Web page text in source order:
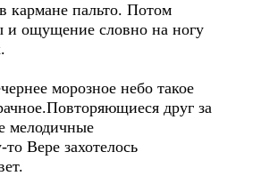
кармане пальто. Потом
и ощущение словно на ногу
морозное небо такое
друг за
мелодичные
Вере захотелось